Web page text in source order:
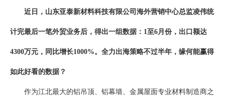
近日，山东亚泰新材料科技有限公司海外营销中心总监凌伟统
计完最后一笔外贸业务后，得出一组数据：1至6月份，出口额达
4300万元，同比增长1000%。全力出海策略不过半年，缘何能赢得
如此好看的数据？
作为江北最大的铝吊顶、铝幕墙、金属屋面专业材料制造商之